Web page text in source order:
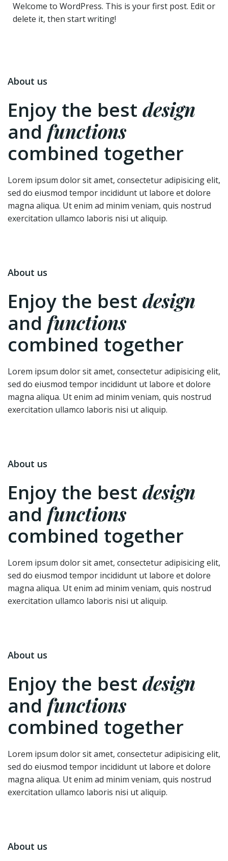
Welcome to WordPress. This is your first post. Edit or
delete it, then start writing!
About us
Enjoy the best design
and functions
combined together
Lorem ipsum dolor sit amet, consectetur adipisicing elit,
sed do eiusmod tempor incididunt ut labore et dolore
magna aliqua. Ut enim ad minim veniam, quis nostrud
exercitation ullamco laboris nisi ut aliquip.
About us
Enjoy the best design
and functions
combined together
Lorem ipsum dolor sit amet, consectetur adipisicing elit,
sed do eiusmod tempor incididunt ut labore et dolore
magna aliqua. Ut enim ad minim veniam, quis nostrud
exercitation ullamco laboris nisi ut aliquip.
About us
Enjoy the best design
and functions
combined together
Lorem ipsum dolor sit amet, consectetur adipisicing elit,
sed do eiusmod tempor incididunt ut labore et dolore
magna aliqua. Ut enim ad minim veniam, quis nostrud
exercitation ullamco laboris nisi ut aliquip.
About us
Enjoy the best design
and functions
combined together
Lorem ipsum dolor sit amet, consectetur adipisicing elit,
sed do eiusmod tempor incididunt ut labore et dolore
magna aliqua. Ut enim ad minim veniam, quis nostrud
exercitation ullamco laboris nisi ut aliquip.
About us